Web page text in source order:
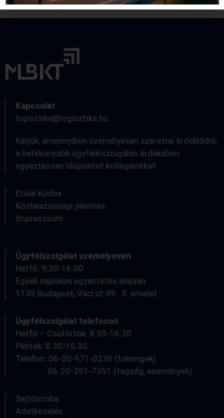
Forrás: autoapro.hu
Kapcsolat
logisztika@logisztika.hu
Kérjük, amennyiben személyesen szeretne érdeklődni,
a hatékonyabb ügyfélkiszolgálás érdekében
egyeztessen időpontot kollégáinkkal!
Etikai Kódex
Közhasznúsági jelentés
Impresszum
Ügyfélszolgálat személyesen
Hétfő: 9:30-16:00
Egyéb napokon egyeztetés alapján
1139 Budapest, Váci út 99. 3. emelet
Ügyfélszolgálat telefonon
Hétfő – Csütörtök: 8:30-16:30
Péntek: 8:30-15:30
Telefon: 06-20-971-0239 (tréningek)
06-20-291-7351 (tagság, események)
Sajtószoba
Adatkezelés